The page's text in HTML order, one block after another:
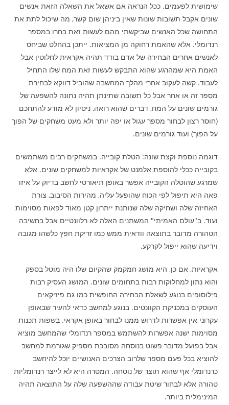
שימושית לפעמים. ככל הנראה אם אשאל את השאלה הזאת אנשים
שונים אקבל תשובות שונות שאין ביניהן שום קשר, מה שיכול לתת את
התחושה שכל האנשים שביקשתי מהם לעשות זאת בחרו במספר
רנדומלי. אלא שהאמת רחוקה מן המציאות. ייתכן בהחלט שביחס
לאנשים אחרים הבחירה של אדם בודד תהיה אקראית לחלוטין אבל
האמת היא שמהרגע שהוא התבקש לעשות זאת המח שלו התחיל
לעבוד. קשה לעקוב אחרי מהלך המחשבה שהוביל דווקא לבחירת
מספר זה או אחר אבל כל תשובה שתינתן תהיה נתונה להשפעה של
גורמים שונים על המח, דברים שהוא רואה, ניסיון לא מודע להתחכם
(חוסר רצון לבחור מספר עגול או יפה יותר ולא מעט משחקים של הפוך
על הפוך) ועוד גורמים שונים.
דוגמה נוספת וקצת שונה: הטלת קובייה. במשחקים רבים משתמשים
בקובייה ככלי להוספת אלמנט של אקראיות למשחקים שונים. אלא
שמרגע שהוטלה הקובייה אפשר באופן תיאורטי לחשב בדיוק על איזו
פאה היא תיפול לפי הכוח שהופעל עליה, מהירות הסיבוב, צורת
האחיזה שלה ושחיקה שלה שנותנת ייתרון קטן מאוד לפאות מסוימות
ועוד. ב"עולם האמיתי" המשתנים האלה לא רלוונטיים אבל בחשיבה
הטהורה מדובר בתוצאה וודאית ממש כמו זריקת חפץ כלשהו מגובה
וידיעה שהוא ייפול לקרקע.
אקראיות, אם כן, היא מושג חמקמק שהקיום שלו היה מוטל בספק
והוא נתון למחלוקות רבות בתחומים שונים. המושג העסיק רבות
פילוסופים בנוגע לשאלת הבחירה החופשית כמו גם פיזיקאים
העוסקים במכניקת הקוונטים. בנוגע למחשב כדאי להעיר שבאופן
עקרוני אין אפשרות לדרוש ממנו לבחור באופן אקראי. בשפות תכנות
מסוימות ישנה אפשרות להשתמש במספר רנדומלי שהמחשב מוציא
אבל בפועל מדובר פשוט בנוסחה מסובכת מספיק שגורמת למחשב
להוציא בכל פעם מספר שלרוב הצרכים האנושיים יוכל להיחשב
כרנדומלי אף שהוא תוצר של נוסחה. המטרה היא לא לייצר רנדומליות
טהורה אלא לבחור שיטת עבודה שההשפעה שלה על התוצאה תהיה
המינימלית ביותר.